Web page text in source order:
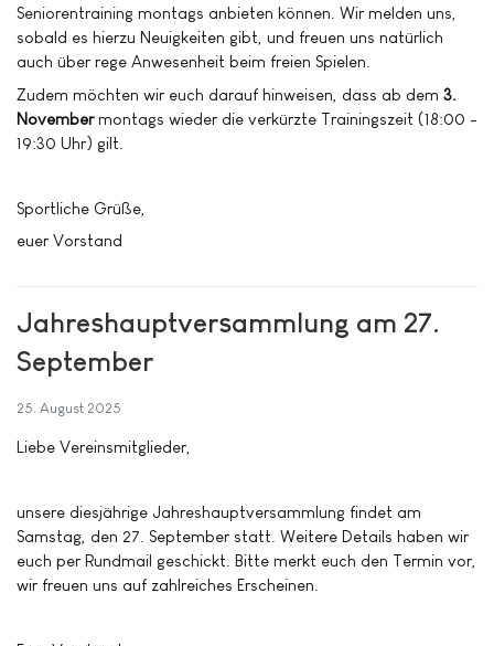
Seniorentraining montags anbieten können. Wir melden uns,
sobald es hierzu Neuigkeiten gibt, und freuen uns natürlich
auch über rege Anwesenheit beim freien Spielen.
Zudem möchten wir euch darauf hinweisen, dass ab dem 3.
Novembermontags wieder die verkürzte Trainingszeit (18:00 -
19:30 Uhr) gilt.
Sportliche Grüße,
euer Vorstand
Jahreshauptversammlung am 27.
September
25. August 2025
Liebe Vereinsmitglieder,
unsere diesjährige Jahreshauptversammlung findet am
Samstag, den 27. September statt. Weitere Details haben wir
euch per Rundmail geschickt. Bitte merkt euch den Termin vor,
wir freuen uns auf zahlreiches Erscheinen.